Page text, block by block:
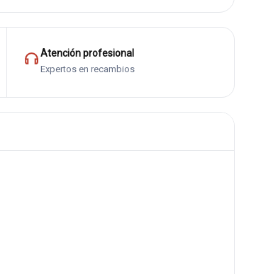
Atención profesional
Expertos en recambios